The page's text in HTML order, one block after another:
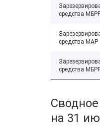
средства
средства МАР
средства
на 31